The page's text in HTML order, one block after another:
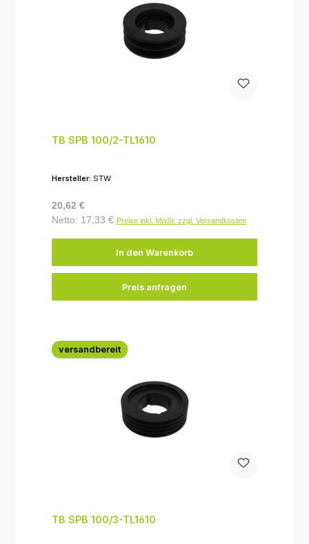
TB SPB 100/2-TL1610
Hersteller: STW
Regulärer Preis:
20,62 €
Netto: 17,33 € Preise inkl. MwSt. zzgl. Versandkosten
In den Warenkorb
Preis anfragen
versandbereit
TB SPB 100/3-TL1610